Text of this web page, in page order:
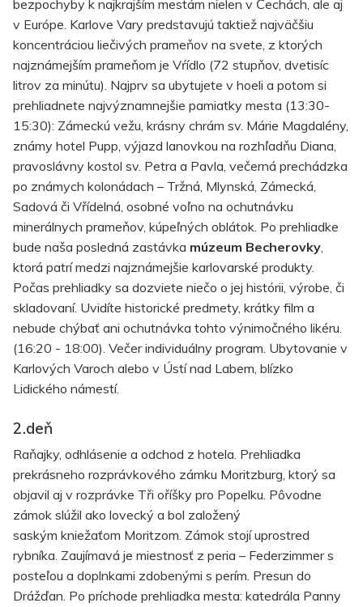
bezpochyby k najkrajším mestám nielen v Čechách, ale aj
v Európe. Karlove Vary predstavujú taktiež najväčšiu
koncentráciou liečivých prameňov na svete, z ktorých
najznámejším prameňom je Vŕídlo (72 stupňov, dvetisíc
litrov za minútu). Najprv sa ubytujete v hoeli a potom si
prehliadnete najvýznamnejšie pamiatky mesta (13:30-
15:30): Zámeckú vežu, krásny chrám sv. Márie Magdalény,
známy hotel Pupp, výjazd lanovkou na rozhľadňu Diana,
pravoslávny kostol sv. Petra a Pavla, večerná prechádzka
po známych kolonádach – Tržná, Mlynská, Zámecká,
Sadová či Vřídelná, osobné voľno na ochutnávku
minerálnych prameňov, kúpeľných oblátok. Po prehliadke
bude naša posledná zastávka múzeum Becherovky
ktorá patrí medzi najznámejšie karlovarské produkty.
Počas prehliadky sa dozviete niečo o jej histórii, výrobe, či
skladovaní. Uvidíte historické predmety, krátky film a
nebude chýbať ani ochutnávka tohto výnimočného likéru.
(16:20 - 18:00). Večer individuálny program. Ubytovanie v
Karlových Varoch alebo v Ústí nad Labem, blízko
Lidického námestí.
2.deň
Raňajky, odhlásenie a odchod z hotela. Prehliadka
prekrásneho rozprávkového zámku Moritzburg, ktorý sa
objavil aj v rozprávke Tři oříšky pro Popelku. Pôvodne
zámok slúžil ako lovecký a bol založený
saským kniežaťom Moritzom. Zámok stojí uprostred
rybníka. Zaujímavá je miestnosť z peria – Federzimmer s
posteľou a doplnkami zdobenými s perím. Presun do
Drážďan. Po príchode prehliadka mesta: katedrála Panny